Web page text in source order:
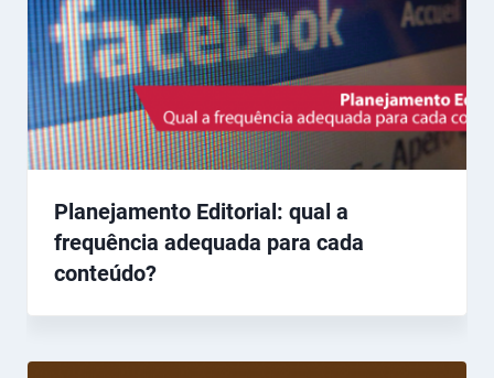
Planejamento Editorial: qual a
frequência adequada para cada
conteúdo?